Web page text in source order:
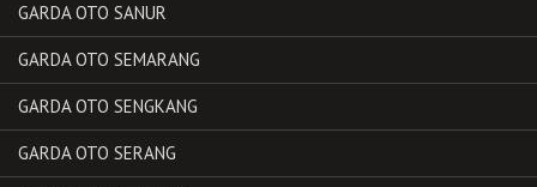
GARDA OTO SANUR
GARDA OTO SEMARANG
GARDA OTO SENGKANG
GARDA OTO SERANG